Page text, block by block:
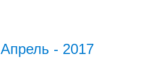
Апрель - 2017